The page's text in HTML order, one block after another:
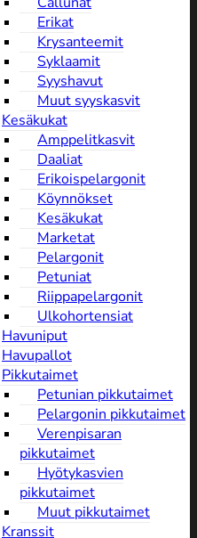
Erikat
Krysanteemit
Syklaamit
Syyshavut
Muut syyskasvit
Kesäkukat
Amppelitkasvit
Daaliat
Erikoispelargonit
Köynnökset
Kesäkukat
Marketat
Pelargonit
Petuniat
Riippapelargonit
Ulkohortensiat
Havuniput
Havupallot
Pikkutaimet
Petunian pikkutaimet
Pelargonin pikkutaimet
Verenpisaran
pikkutaimet
Hyötykasvien
pikkutaimet
Muut pikkutaimet
Kranssit